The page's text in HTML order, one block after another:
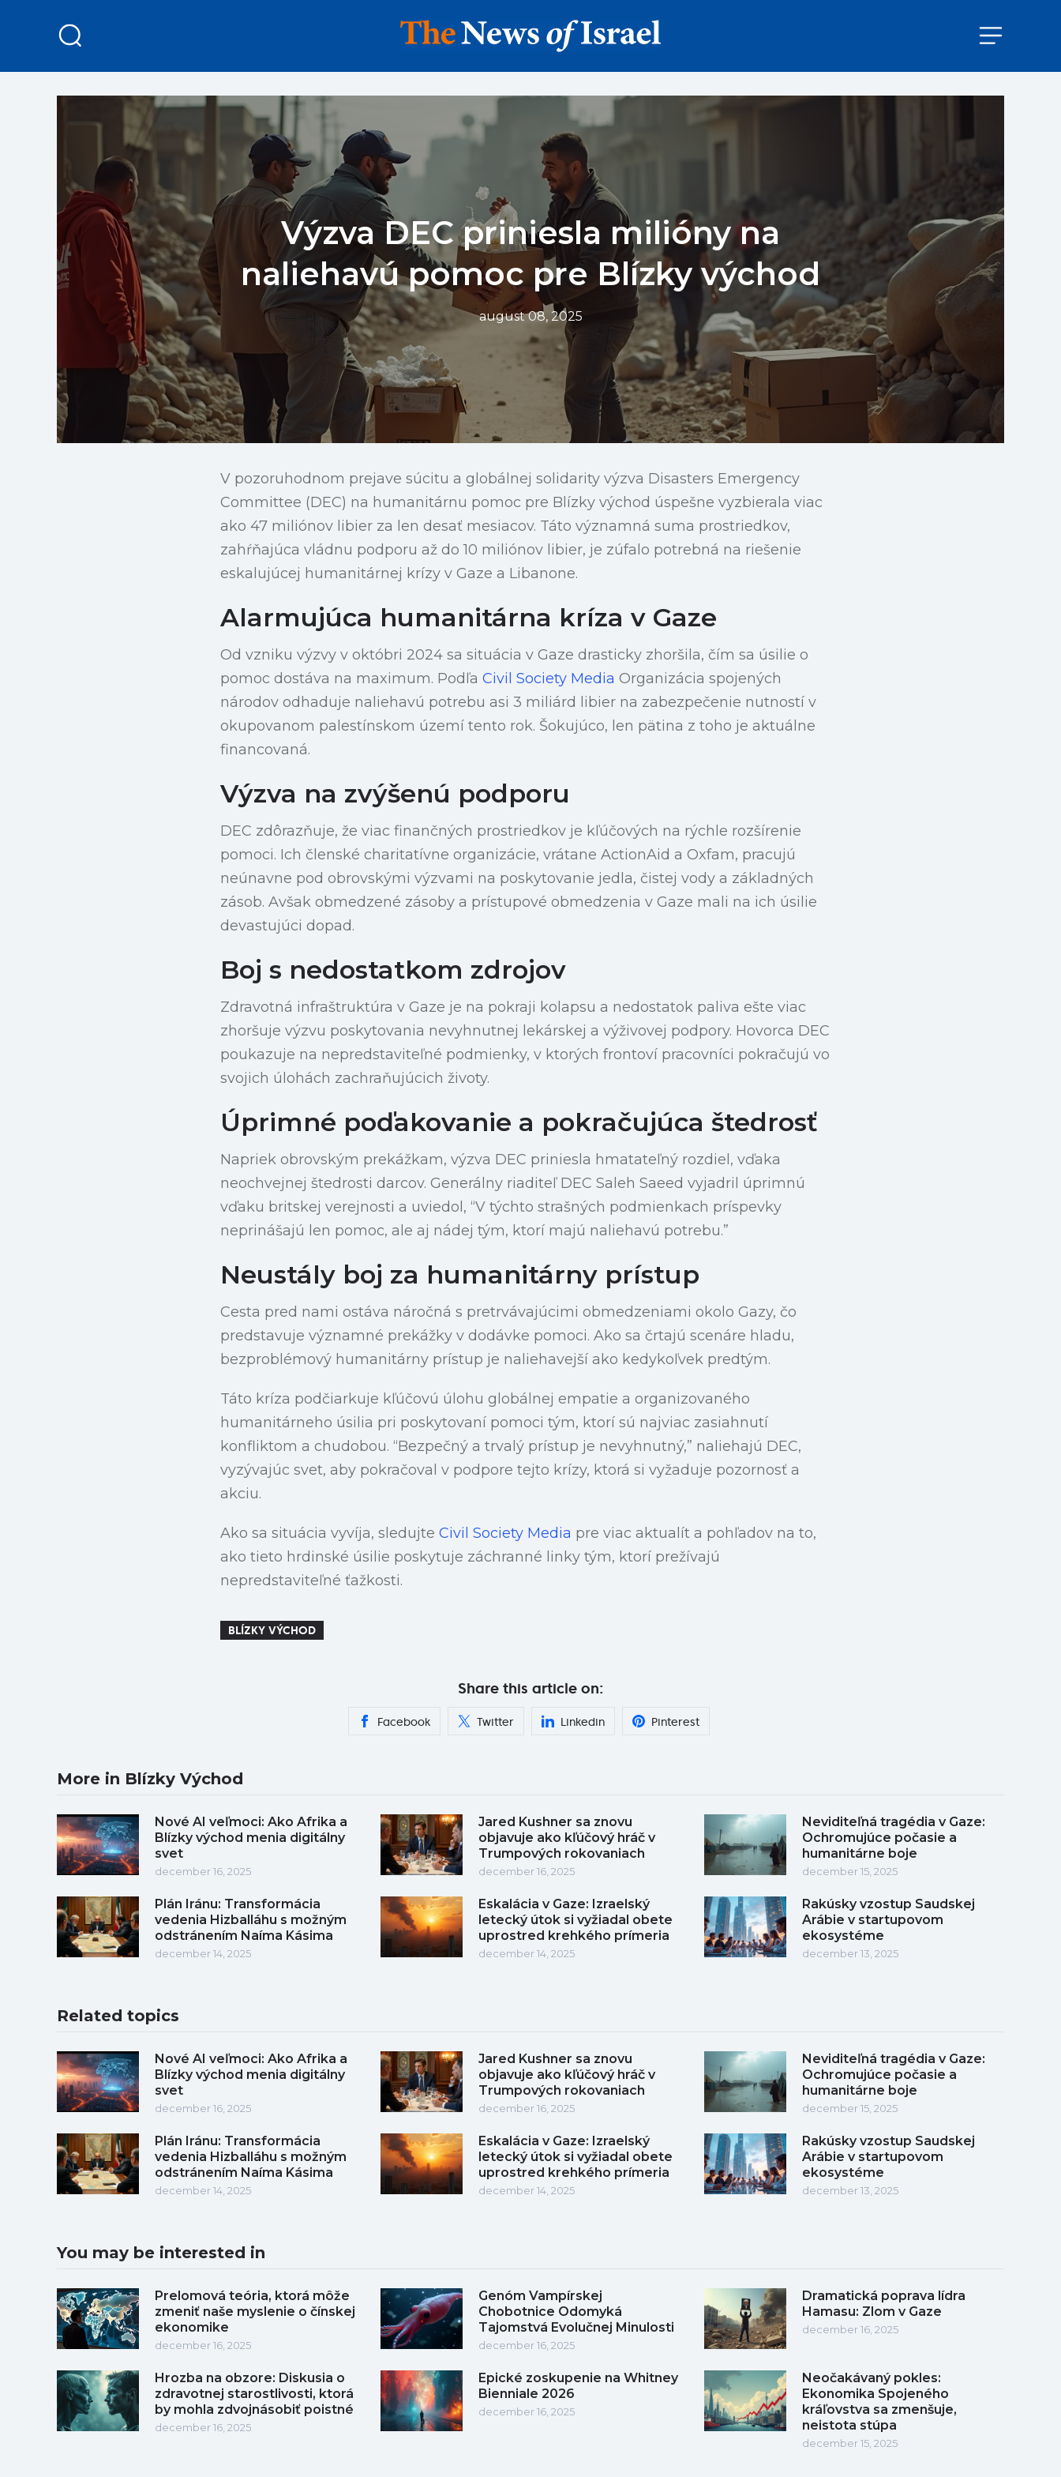
Výzva DEC priniesla milióny na
naliehavú pomoc pre Blízky východ
august 08, 2025
V pozoruhodnom prejave súcitu a globálnej solidarity výzva Disasters Emergency
Committee (DEC) na humanitárnu pomoc pre Blízky východ úspešne vyzbierala viac
ako 47 miliónov libier za len desať mesiacov. Táto významná suma prostriedkov,
zahŕňajúca vládnu podporu až do 10 miliónov libier, je zúfalo potrebná na riešenie
eskalujúcej humanitárnej krízy v Gaze a Libanone.
Alarmujúca humanitárna kríza v Gaze
Od vzniku výzvy v októbri 2024 sa situácia v Gaze drasticky zhoršila, čím sa úsilie o
pomoc dostáva na maximum. Podľa Civil Society Media Organizácia spojených
národov odhaduje naliehavú potrebu asi 3 miliárd libier na zabezpečenie nutností v
okupovanom palestínskom území tento rok. Šokujúco, len pätina z toho je aktuálne
financovaná.
Výzva na zvýšenú podporu
DEC zdôrazňuje, že viac finančných prostriedkov je kľúčových na rýchle rozšírenie
pomoci. Ich členské charitatívne organizácie, vrátane ActionAid a Oxfam, pracujú
neúnavne pod obrovskými výzvami na poskytovanie jedla, čistej vody a základných
zásob. Avšak obmedzené zásoby a prístupové obmedzenia v Gaze mali na ich úsilie
devastujúci dopad.
Boj s nedostatkom zdrojov
Zdravotná infraštruktúra v Gaze je na pokraji kolapsu a nedostatok paliva ešte viac
zhoršuje výzvu poskytovania nevyhnutnej lekárskej a výživovej podpory. Hovorca DEC
poukazuje na nepredstaviteľné podmienky, v ktorých frontoví pracovníci pokračujú vo
svojich úlohách zachraňujúcich životy.
Úprimné poďakovanie a pokračujúca štedrosť
Napriek obrovským prekážkam, výzva DEC priniesla hmatateľný rozdiel, vďaka
neochvejnej štedrosti darcov. Generálny riaditeľ DEC Saleh Saeed vyjadril úprimnú
vďaku britskej verejnosti a uviedol, “V týchto strašných podmienkach príspevky
neprinášajú len pomoc, ale aj nádej tým, ktorí majú naliehavú potrebu.”
Neustály boj za humanitárny prístup
Cesta pred nami ostáva náročná s pretrvávajúcimi obmedzeniami okolo Gazy, čo
predstavuje významné prekážky v dodávke pomoci. Ako sa črtajú scenáre hladu,
bezproblémový humanitárny prístup je naliehavejší ako kedykoľvek predtým.
Táto kríza podčiarkuje kľúčovú úlohu globálnej empatie a organizovaného
humanitárneho úsilia pri poskytovaní pomoci tým, ktorí sú najviac zasiahnutí
konfliktom a chudobou. “Bezpečný a trvalý prístup je nevyhnutný,” naliehajú DEC,
vyzývajúc svet, aby pokračoval v podpore tejto krízy, ktorá si vyžaduje pozornosť a
akciu.
Ako sa situácia vyvíja, sledujte Civil Society Media pre viac aktualít a pohľadov na to,
ako tieto hrdinské úsilie poskytuje záchranné linky tým, ktorí prežívajú
nepredstaviteľné ťažkosti.
BLÍZKY VÝCHOD
Share this article on:
Facebook Twitter Linkedin Pinterest
More in Blízky Východ
Nové AI veľmoci: Ako Afrika a
Blízky východ menia digitálny
svet
december 16, 2025
Jared Kushner sa znovu
objavuje ako kľúčový hráč v
Trumpových rokovaniach
december 16, 2025
Neviditeľná tragédia v Gaze:
Ochromujúce počasie a
humanitárne boje
december 15, 2025
Plán Iránu: Transformácia
vedenia Hizballáhu s možným
odstránením Naíma Kásima
december 14, 2025
Eskalácia v Gaze: Izraelský
letecký útok si vyžiadal obete
uprostred krehkého prímeria
december 14, 2025
Rakúsky vzostup Saudskej
Arábie v startupovom
ekosystéme
december 13, 2025
Related topics
Nové AI veľmoci: Ako Afrika a
Blízky východ menia digitálny
svet
december 16, 2025
Jared Kushner sa znovu
objavuje ako kľúčový hráč v
Trumpových rokovaniach
december 16, 2025
Neviditeľná tragédia v Gaze:
Ochromujúce počasie a
humanitárne boje
december 15, 2025
Plán Iránu: Transformácia
vedenia Hizballáhu s možným
odstránením Naíma Kásima
december 14, 2025
Eskalácia v Gaze: Izraelský
letecký útok si vyžiadal obete
uprostred krehkého prímeria
december 14, 2025
Rakúsky vzostup Saudskej
Arábie v startupovom
ekosystéme
december 13, 2025
You may be interested in
Prelomová teória, ktorá môže
zmeniť naše myslenie o čínskej
ekonomike
december 16, 2025
Genóm Vampírskej
Chobotnice Odomyká
Tajomstvá Evolučnej Minulosti
december 16, 2025
Dramatická poprava lídra
Hamasu: Zlom v Gaze
december 16, 2025
Hrozba na obzore: Diskusia o
zdravotnej starostlivosti, ktorá
by mohla zdvojnásobiť poistné
december 16, 2025
Epické zoskupenie na Whitney
Bienniale 2026
december 16, 2025
Neočakávaný pokles:
Ekonomika Spojeného
kráľovstva sa zmenšuje,
neistota stúpa
december 15, 2025